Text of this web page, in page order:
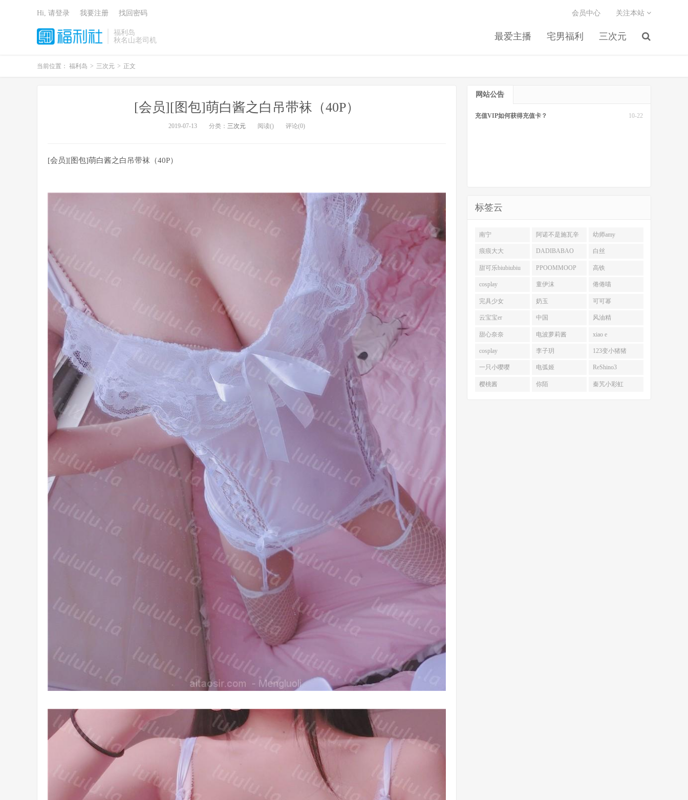
福利岛
秋名山老司机
最爱主播 宅男福利 三次元
会员中心 关注本站
Hi, 请登录 我要注册 找回密码
当前位置： 福利岛 > 三次元 > 正文
[会员][图包]萌白酱之白吊带袜（40P）
2019-07-13 分类： 三次元 阅读() 评论(0)
[会员][图包]萌白酱之白吊带袜（40P）
网站公告
10-22
充值VIP如何获得充值卡？
标签云
南宁 阿诺不是施瓦辛
戈
幼师amy
痕痕大大 DADIBABAO 白丝
甜可乐biubiubiu PPOOMMOOP 高铁
cosplay 童伊沫 倦倦喵
完具少女 奶玉 可可幂
云宝宝er 中国 风油精
甜心奈奈 电波萝莉酱 xiao e
cosplay 李子玥 123变小猪猪
一只小嘤嘤 电弧姬 ReShino3
樱桃酱 你陌 秦艽小彩虹